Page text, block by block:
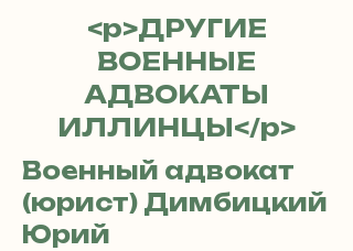
<р>ДРУГИЕ
ВОЕННЫЕ
АДВОКАТЫ
ИЛЛИНЦЫ</р>
Военный адвокат
(юрист) Димбицкий
Юрий